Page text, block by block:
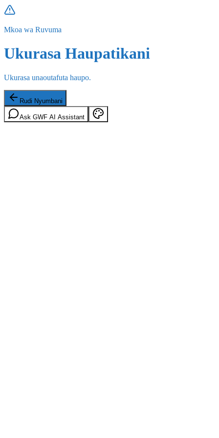
Mkoa wa Ruvuma
Ukurasa Haupatikani
Ukurasa unaoutafuta haupo.
Rudi Nyumbani
Ask GWF AI Assistant